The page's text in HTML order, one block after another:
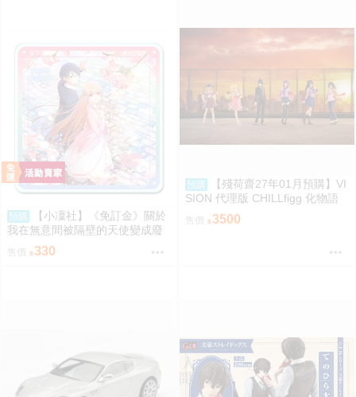
預購
【小凜社】《免訂金》關於
我在無意間被隔壁的天使變成廢
柴這件事2 椎名真晝 賞櫻 小惡魔
偶像 愚人節 情人節 壓克力杯墊
330
預購
【殘荷齋27年01月預購】VI
SION 代理版 CHILLfigg 化物語
盒玩 中盒6入 0923
3500